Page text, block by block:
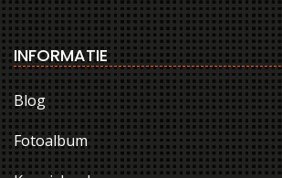
INFORMATIE
Blog
Fotoalbum